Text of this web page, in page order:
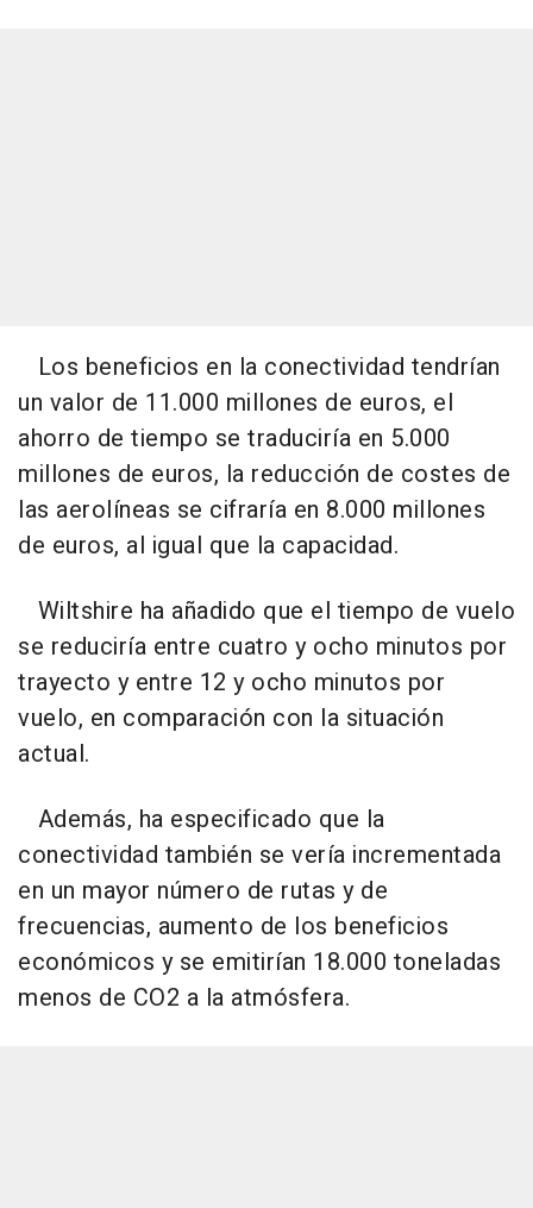
Los beneficios en la conectividad tendrían
un valor de 11.000 millones de euros, el
ahorro de tiempo se traduciría en 5.000
millones de euros, la reducción de costes de
las aerolíneas se cifraría en 8.000 millones
de euros, al igual que la capacidad.
Wiltshire ha añadido que el tiempo de vuelo
se reduciría entre cuatro y ocho minutos por
trayecto y entre 12 y ocho minutos por
vuelo, en comparación con la situación
actual.
Además, ha especificado que la
conectividad también se vería incrementada
en un mayor número de rutas y de
frecuencias, aumento de los beneficios
económicos y se emitirían 18.000 toneladas
menos de CO2 a la atmósfera.